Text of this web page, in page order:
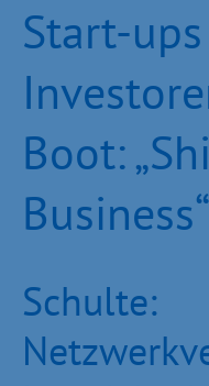
Start-
Boot:
Business“
Schulte: